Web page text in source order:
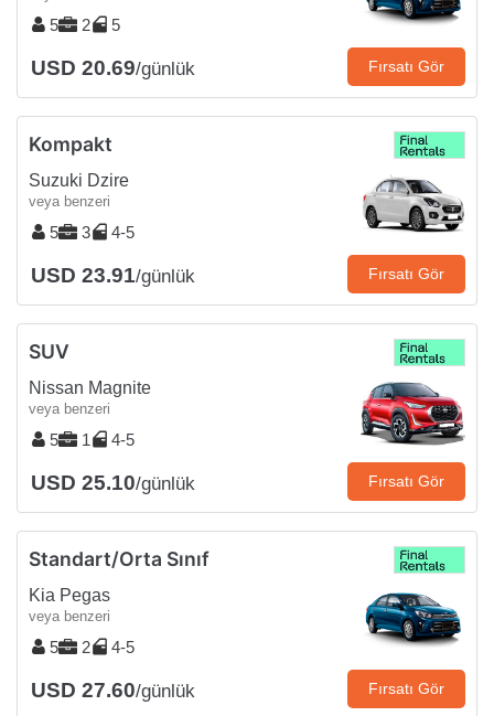
5 2 5
USD 20.69/günlük Fırsatı Gör
Kompakt
Suzuki Dzire
veya benzeri
5 3 4-5
USD 23.91/günlük Fırsatı Gör
SUV
Nissan Magnite
veya benzeri
5 1 4-5
USD 25.10/günlük Fırsatı Gör
Standart/Orta Sınıf
Kia Pegas
veya benzeri
5 2 4-5
USD 27.60/günlük Fırsatı Gör